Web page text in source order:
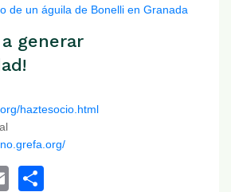
de un águila de Bonelli en Granada
a generar
haztesocio.html
Email